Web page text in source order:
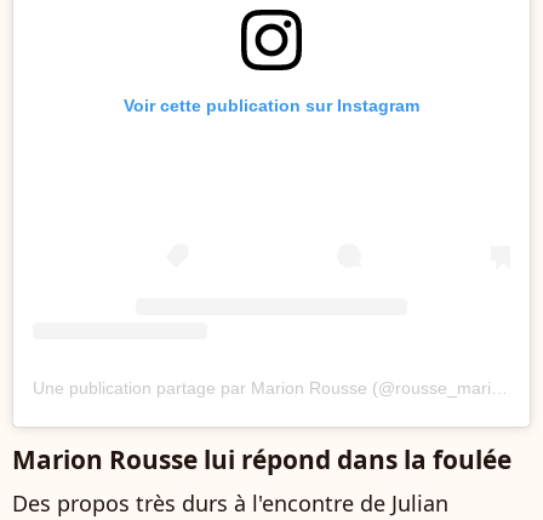
Voir cette publication sur Instagram
Marion Rousse lui répond dans la foulée
Des propos très durs à l'encontre de Julian